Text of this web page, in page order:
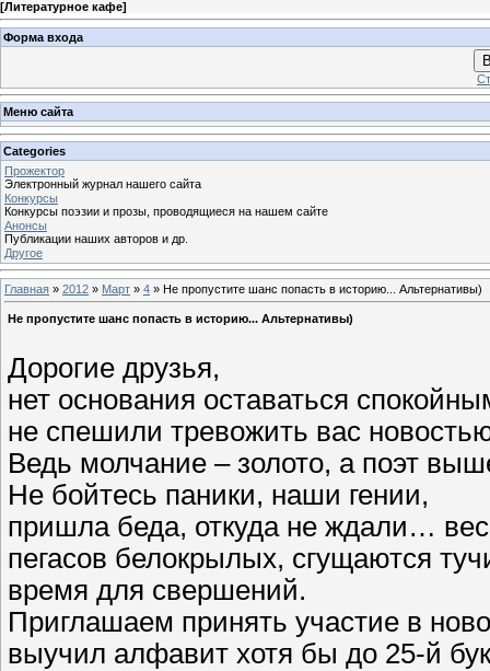
[Литературное кафе]
Форма входа
Меню сайта
Categories
Прожектор
Электронный журнал нашего сайта
Конкурсы
Конкурсы поэзии и прозы, проводящиеся на нашем сайте
Анонсы
Публикации наших авторов и др.
Другое
Главная » 2012 » Март » 4 » Не пропустите шанс попасть в историю... Альтернативы)
Не пропустите шанс попасть в историю... Альтернативы)
Дорогие друзья,
нет основания оставаться
не спешили тревожить вас
Ведь молчание – золото, а поэт
Не бойтесь паники, наши гении,
пришла беда, откуда не ждали…
пегасов белокрылых, сгущаются
время для свершений.
Приглашаем принять участие в
выучил алфавит хотя бы до 25-й